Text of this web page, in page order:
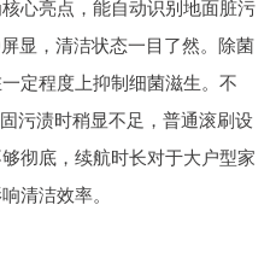
心亮点，能自动识别地面脏污
显，清洁状态一目了然。除菌
定程度上抑制细菌滋生。不
污渍时稍显不足，普通滚刷设
彻底，续航时长对于大户型家
清洁效率。